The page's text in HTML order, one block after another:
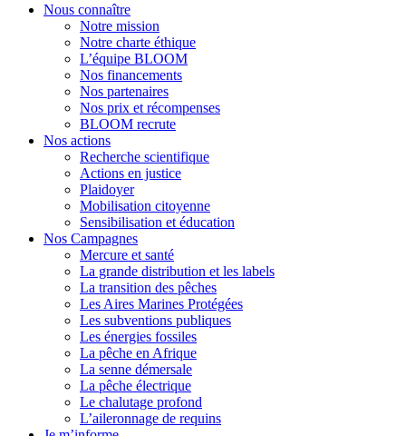
Nous connaître
Notre mission
Notre charte éthique
L’équipe BLOOM
Nos financements
Nos partenaires
Nos prix et récompenses
BLOOM recrute
Nos actions
Recherche scientifique
Actions en justice
Plaidoyer
Mobilisation citoyenne
Sensibilisation et éducation
Nos Campagnes
Mercure et santé
La grande distribution et les labels
La transition des pêches
Les Aires Marines Protégées
Les subventions publiques
Les énergies fossiles
La pêche en Afrique
La senne démersale
La pêche électrique
Le chalutage profond
L’aileronnage de requins